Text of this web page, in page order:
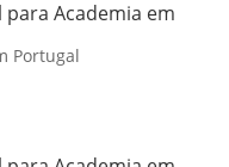
Academia em
Portugal